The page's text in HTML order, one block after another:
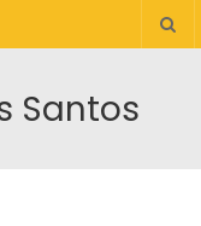
Santos